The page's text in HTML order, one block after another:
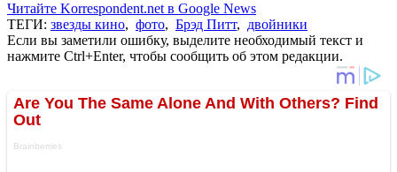
Читайте Korrespondent.net в Google News
ТЕГИ: звезды кино, фото, Брэд Питт, двойники
Если вы заметили ошибку, выделите необходимый текст и
нажмите Ctrl+Enter, чтобы сообщить об этом редакции.